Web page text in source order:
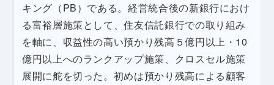
キング（PB）である。経営統合後の新銀行におけ
る富裕層施策として、住友信託銀行での取り組み
を軸に、収益性の高い預かり残高５億円以上・10
億円以上へのランクアップ施策、クロスセル施策
展開に舵を切った。初めは預かり残高による顧客